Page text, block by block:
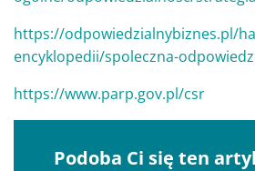
https://odpowiedzialnybiznes.pl/
encyklopedii/spoleczna-
https://www.parp.gov.pl/csr
Podoba Ci się ten